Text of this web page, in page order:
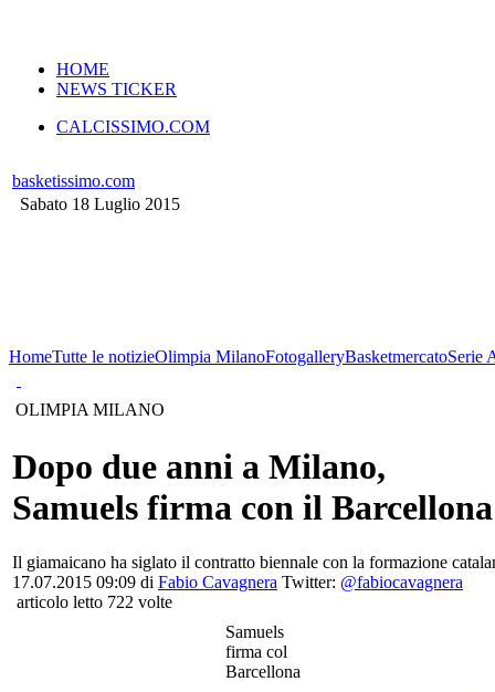
HOME
NEWS TICKER
CALCISSIMO.COM
basketissimo.com
Sabato 18 Luglio 2015
HomeTutte le notizieOlimpia MilanoFotogalleryBasketmercatoSerie
OLIMPIA MILANO
Dopo due anni a Milano,
Samuels firma con il Barcellona
Il giamaicano ha siglato il contratto biennale con la formazione
17.07.2015 09:09 di Fabio Cavagnera Twitter: @fabiocavagnera
articolo letto 722 volte
Samuels
firma col
Barcellona